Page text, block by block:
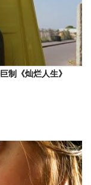
制《灿烂人生》